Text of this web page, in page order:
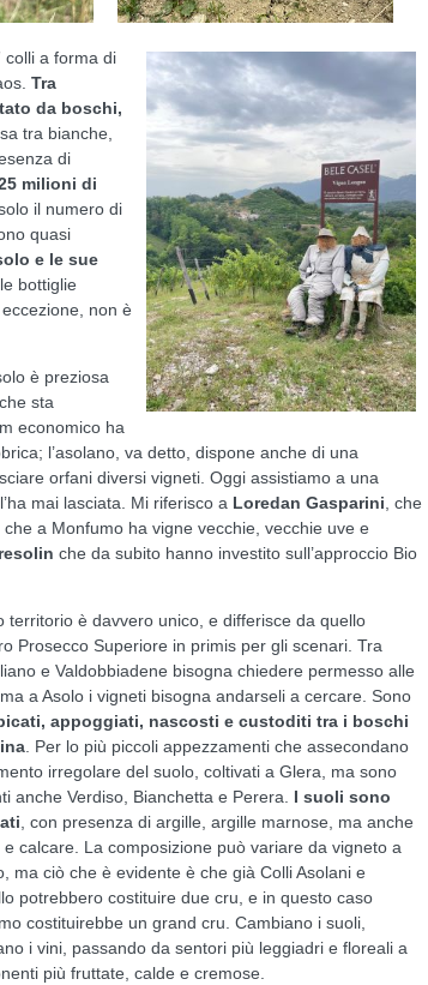
colli a forma di
Tra
da boschi,
tra bianche,
di
milioni di
il numero di
quasi
e le sue
bottiglie
non è
è preziosa
sta
economico ha
l’asolano, va detto, dispone anche di una
orfani diversi vigneti. Oggi assistiamo a una
mai lasciata. Mi riferisco a Loredan Gasparini , che
che a Monfumo ha vigne vecchie, vecchie uve e
che da subito hanno investito sull’approccio Bio
territorio è davvero unico, e differisce da quello
Prosecco Superiore in primis per gli scenari. Tra
e Valdobbiadene bisogna chiedere permesso alle
a Asolo i vigneti bisogna andarseli a cercare. Sono
appoggiati, nascosti e custoditi tra i boschi
. Per lo più piccoli appezzamenti che assecondano
irregolare del suolo, coltivati a Glera, ma sono
anche Verdiso, Bianchetta e Perera. I suoli sono
, con presenza di argille, argille marnose, ma anche
e calcare. La composizione può variare da vigneto a
ma ciò che è evidente è che già Colli Asolani e
potrebbero costituire due cru, e in questo caso
costituirebbe un grand cru. Cambiano i suoli,
i vini, passando da sentori più leggiadri e floreali a
più fruttate, calde e cremose.